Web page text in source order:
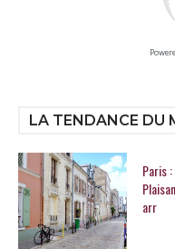
LA TENDANCE DU
Paris
arr